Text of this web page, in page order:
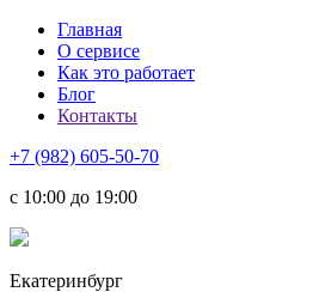
Главная
О сервисе
Как это работает
Блог
Контакты
+7 (982) 605-50-70
c 10:00 до 19:00
Екатеринбург